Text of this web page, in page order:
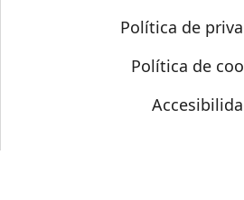
Política de
Política de